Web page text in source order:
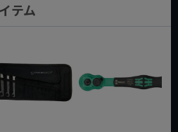
テム